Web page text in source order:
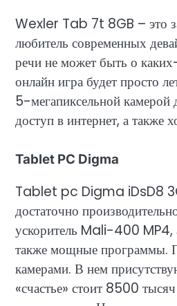
Wexler Tab 7t 8GB – это
любитель современных
речи не может быть о
онлайн игра будет просто
5-мегапиксельной
доступ в интернет, а
Tablet PC Digma
Tablet pc Digma iDsD8 3G
достаточно
ускоритель Mali-400 MP4,
также мощные программы.
камерами. В нем
«счастье» стоит 8500